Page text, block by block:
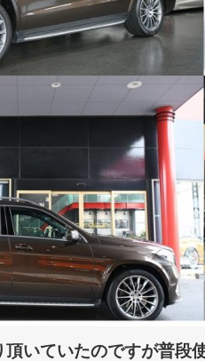
いていたのですが普段